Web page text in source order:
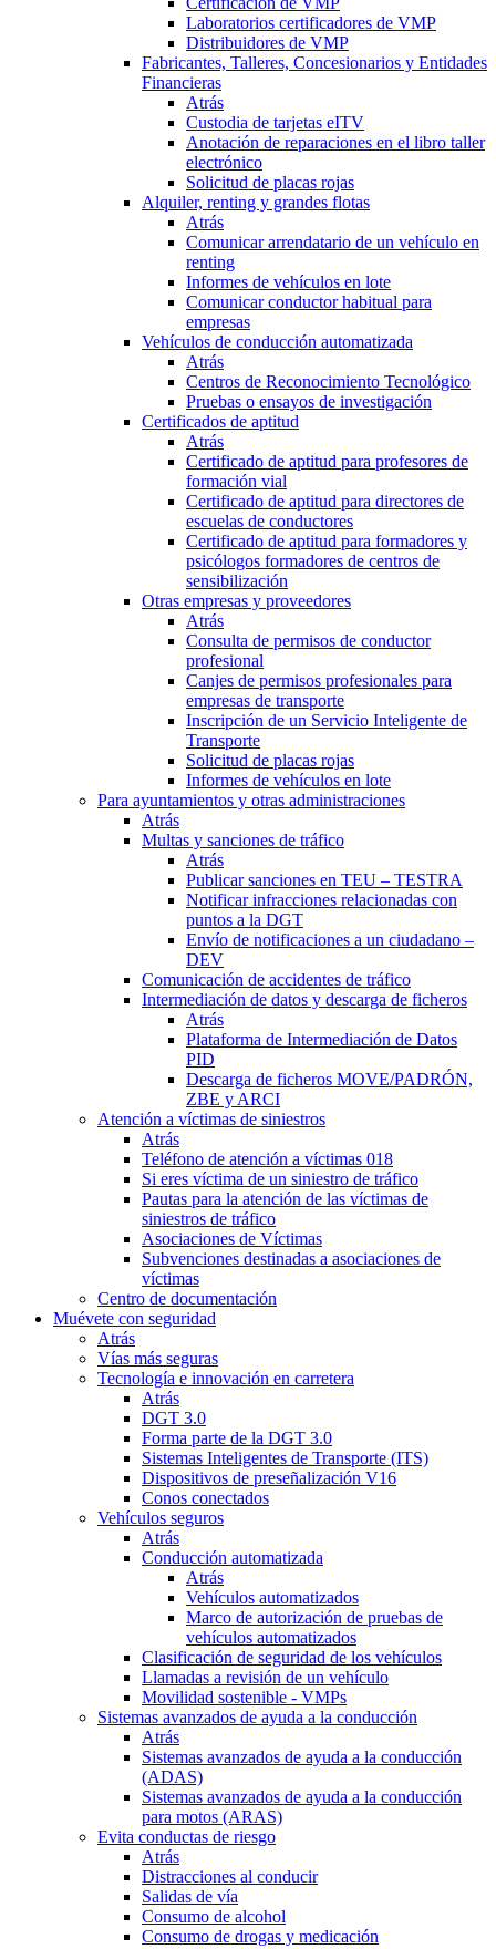
Laboratorios certificadores de VMP
Distribuidores de VMP
Fabricantes, Talleres, Concesionarios y Entidades
Financieras
Atrás
Custodia de tarjetas eITV
Anotación de reparaciones en el libro taller
electrónico
Solicitud de placas rojas
Alquiler, renting y grandes flotas
Atrás
Comunicar arrendatario de un vehículo en
renting
Informes de vehículos en lote
Comunicar conductor habitual para
empresas
Vehículos de conducción automatizada
Atrás
Centros de Reconocimiento Tecnológico
Pruebas o ensayos de investigación
Certificados de aptitud
Atrás
Certificado de aptitud para profesores de
formación vial
Certificado de aptitud para directores de
escuelas de conductores
Certificado de aptitud para formadores y
psicólogos formadores de centros de
sensibilización
Otras empresas y proveedores
Atrás
Consulta de permisos de conductor
profesional
Canjes de permisos profesionales para
empresas de transporte
Inscripción de un Servicio Inteligente de
Transporte
Solicitud de placas rojas
Informes de vehículos en lote
Para ayuntamientos y otras administraciones
Atrás
Multas y sanciones de tráfico
Atrás
Publicar sanciones en TEU – TESTRA
Notificar infracciones relacionadas con
puntos a la DGT
Envío de notificaciones a un ciudadano –
DEV
Comunicación de accidentes de tráfico
Intermediación de datos y descarga de ficheros
Atrás
Plataforma de Intermediación de Datos
PID
Descarga de ficheros MOVE/PADRÓN,
ZBE y ARCI
Atención a víctimas de siniestros
Atrás
Teléfono de atención a víctimas 018
Si eres víctima de un siniestro de tráfico
Pautas para la atención de las víctimas de
siniestros de tráfico
Asociaciones de Víctimas
Subvenciones destinadas a asociaciones de
víctimas
Centro de documentación
Muévete con seguridad
Atrás
Vías más seguras
Tecnología e innovación en carretera
Atrás
DGT 3.0
Forma parte de la DGT 3.0
Sistemas Inteligentes de Transporte (ITS)
Dispositivos de preseñalización V16
Conos conectados
Vehículos seguros
Atrás
Conducción automatizada
Atrás
Vehículos automatizados
Marco de autorización de pruebas de
vehículos automatizados
Clasificación de seguridad de los vehículos
Llamadas a revisión de un vehículo
Movilidad sostenible - VMPs
Sistemas avanzados de ayuda a la conducción
Atrás
Sistemas avanzados de ayuda a la conducción
(ADAS)
Sistemas avanzados de ayuda a la conducción
para motos (ARAS)
Evita conductas de riesgo
Atrás
Distracciones al conducir
Salidas de vía
Consumo de alcohol
Consumo de drogas y medicación